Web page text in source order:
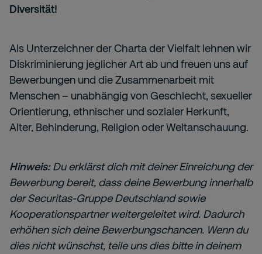
Diversität!
Als Unterzeichner der Charta der Vielfalt lehnen wir
Diskriminierung jeglicher Art ab und freuen uns auf
Bewerbungen und die Zusammenarbeit mit
Menschen – unabhängig von Geschlecht, sexueller
Orientierung, ethnischer und sozialer Herkunft,
Alter, Behinderung, Religion oder Weltanschauung.
Hinweis:Du erklärst dich mit deiner Einreichung der
Bewerbung bereit, dass deine Bewerbung innerhalb
der Securitas-Gruppe Deutschland sowie
Kooperationspartner weitergeleitet wird. Dadurch
erhöhen sich deine Bewerbungschancen. Wenn du
dies nicht wünschst, teile uns dies bitte in deinem